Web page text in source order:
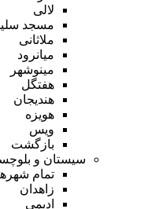
لالی
مسجد
ملاثانی
میانرود
مینوشهر
هفتگل
هندیجان
هویزه
ویس
بازگشت
سیستان و
تمام
زاهدان
ادیمی